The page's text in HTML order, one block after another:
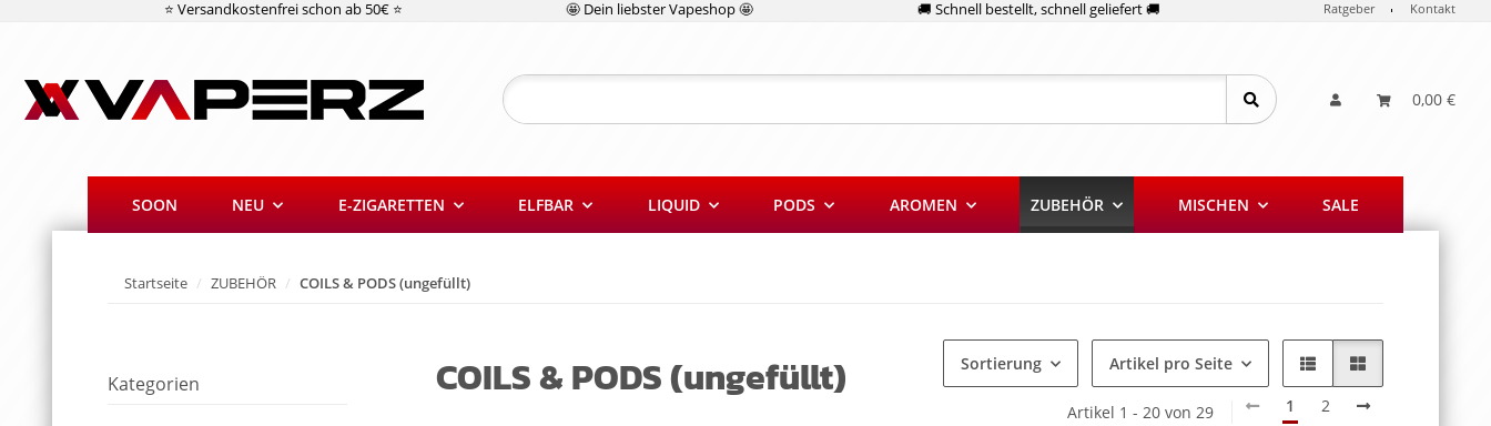
Ratgeber Kontakt
⭐ Versandkostenfrei schon ab 50€ ⭐ 🤩 Dein liebster Vapeshop 🤩 🚚 Schnell bestellt, schnell geliefert 🚚
0,00 €
SOON NEU E-ZIGARETTEN ELFBAR LIQUID PODS AROMEN ZUBEHÖR MISCHEN SALE
Startseite ZUBEHÖR COILS & PODS (ungefüllt)
COILS & PODS (ungefüllt) Sortierung Artikel pro Seite
Artikel 1 - 20 von 29 1 2
Kategorien